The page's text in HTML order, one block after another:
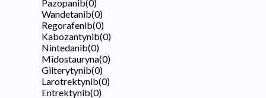
Pazopanib(0)
Wandetanib(0)
Regorafenib(0)
Kabozantynib(0)
Nintedanib(0)
Midostauryna(0)
Gilterytynib(0)
Larotrektynib(0)
Entrektynib(0)